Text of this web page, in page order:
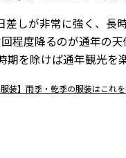
しが非常に強く、長
程度降るのが通年の
を除けば通年観光を
装】雨季・乾季の服装はこれを